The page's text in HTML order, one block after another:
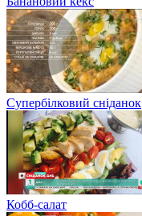
Супербілковий сніданок
Кобб-салат